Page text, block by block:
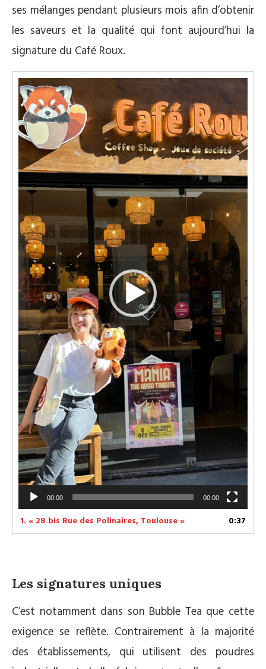
ses mélanges pendant plusieurs mois afin d’obtenir
les saveurs et la qualité qui font aujourd’hui la
signature du Café Roux.
Lecteur
vidéo
00:00 00:00
1. « 28 bis Rue des Polinaires, Toulouse » 0:37
Les signatures uniques
C’est notamment dans son Bubble Tea que cette
exigence se reflète. Contrairement à la majorité
des établissements, qui utilisent des poudres